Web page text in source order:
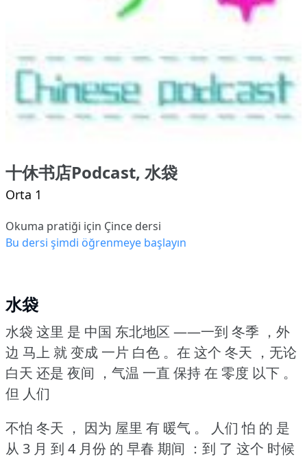
十休书店Podcast, 水袋
Orta 1
Okuma pratiği için Çince dersi
Bu dersi şimdi öğrenmeye başlayın
水袋
水袋 这里 是 中国 东北地区 ——一到 冬季 ，外
边 马上 就 变成 一片 白色 。在 这个 冬天 ，无论
白天 还是 夜间 ，气温 一直 保持 在 零度 以下 。
但 人们
不怕 冬天 ， 因为 屋里 有 暖气 。 人们 怕 的 是
从 3 月 到 4 月份 的 早春 期间 ：到 了 这个 时候